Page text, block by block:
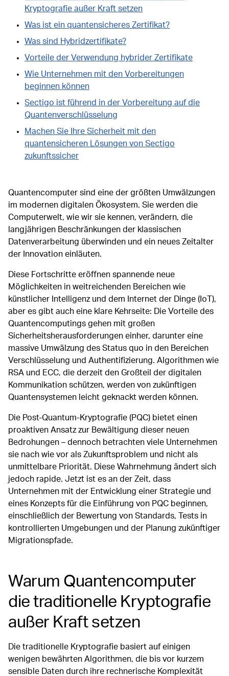
Kryptografie außer Kraft setzen
Was ist ein quantensicheres Zertifikat?
Was sind Hybridzertifikate?
Vorteile der Verwendung hybrider Zertifikate
Wie Unternehmen mit den Vorbereitungen
beginnen können
Sectigo ist führend in der Vorbereitung auf die
Quantenverschlüsselung
Machen Sie Ihre Sicherheit mit den
quantensicheren Lösungen von Sectigo
zukunftssicher
Quantencomputer sind eine der größten Umwälzungen
im modernen digitalen Ökosystem. Sie werden die
Computerwelt, wie wir sie kennen, verändern, die
langjährigen Beschränkungen der klassischen
Datenverarbeitung überwinden und ein neues Zeitalter
der Innovation einläuten.
Diese Fortschritte eröffnen spannende neue
Möglichkeiten in weitreichenden Bereichen wie
künstlicher Intelligenz und dem Internet der Dinge (IoT),
aber es gibt auch eine klare Kehrseite: Die Vorteile des
Quantencomputings gehen mit großen
Sicherheitsherausforderungen einher, darunter eine
massive Umwälzung des Status quo in den Bereichen
Verschlüsselung und Authentifizierung. Algorithmen wie
RSA und ECC, die derzeit den Großteil der digitalen
Kommunikation schützen, werden von zukünftigen
Quantensystemen leicht geknackt werden können.
Die Post-Quantum-Kryptografie (PQC) bietet einen
proaktiven Ansatz zur Bewältigung dieser neuen
Bedrohungen – dennoch betrachten viele Unternehmen
sie nach wie vor als Zukunftsproblem und nicht als
unmittelbare Priorität. Diese Wahrnehmung ändert sich
jedoch rapide. Jetzt ist es an der Zeit, dass
Unternehmen mit der Entwicklung einer Strategie und
eines Konzepts für die Einführung von PQC beginnen,
einschließlich der Bewertung von Standards, Tests in
kontrollierten Umgebungen und der Planung zukünftiger
Migrationspfade.
Warum Quantencomputer
die traditionelle Kryptografie
außer Kraft setzen
Die traditionelle Kryptografie basiert auf einigen
wenigen bewährten Algorithmen, die bis vor kurzem
sensible Daten durch ihre rechnerische Komplexität